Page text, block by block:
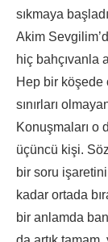
sıkmaya
Akim
hiç bahçıvanla
Hep bir köşede
sınırları
Konuşmaları
üçüncü kişi.
bir soru
kadar ortada
bir anlamda